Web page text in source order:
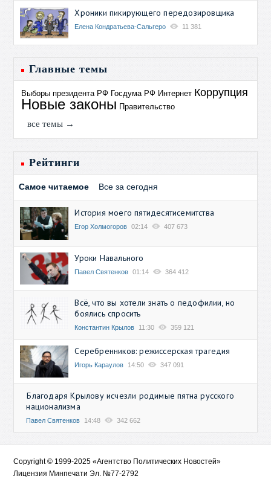
Хроники пикирующего передозировщика
Елена Кондратьева-Сальгеро 11 381
Главные темы
Выборы президента РФ Госдума РФ Интернет Коррупция
Новые законы Правительство
все темы →
Рейтинги
Самое читаемое Все за сегодня
История моего пятидесятисемитства
Егор Холмогоров 02:14 407 673
Уроки Навального
Павел Святенков 01:14 364 412
Всё, что вы хотели знать о педофилии, но
боялись спросить
Константин Крылов 11:30 359 121
Серебренников: режиссерская трагедия
Игорь Караулов 14:50 347 091
Благодаря Крылову исчезли родимые пятна русского
национализма
Павел Святенков 14:48 342 662
Copyright © 1999-2025 «Агентство Политических Новостей»
Лицензия Минпечати Эл. №77-2792